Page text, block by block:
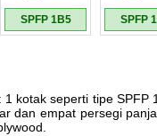
SPFP 1B5 SPFP
kotak seperti tipe
dan empat persegi